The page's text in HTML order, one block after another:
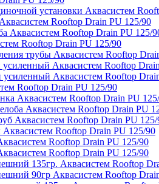
установки Аквасистем
Rooftop Drain PU 125/90
Аквасистем Rooftop Drain PU 125/
Rooftop Drain PU 125/90
трубы Аквасистем Rooftop
Аквасистем Rooftop
Аквасистем Rooftop
Rooftop Drain PU 125/90
Аквасистем Rooftop Drain PU
Аквасистем Rooftop Drain PU
Аквасистем Rooftop Drain PU 125/
Rooftop Drain PU 125/90
Rooftop Drain PU 125/90
Rooftop Drain PU 125/90
135гр. Аквасистем Rooftop
90гр Аквасистем Rooftop